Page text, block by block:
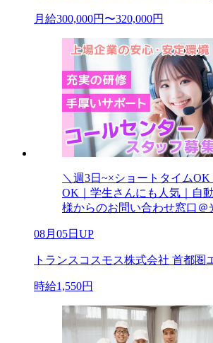
月給300,000円〜320,000円
＼週3日~×ショートタイム
OK｜学生さんにも人気｜自
様からのお問い合わせ窓口＠
08月05日UP
トランスコスモス株式会社 首都圏
時給1,550円